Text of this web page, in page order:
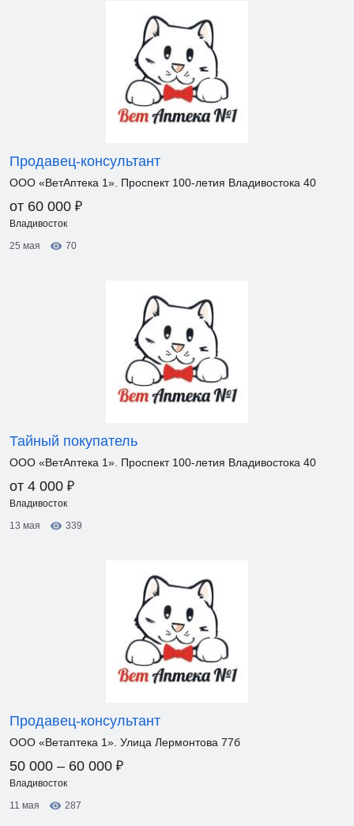
Продавец-консультант
ООО «ВетАптека 1». Проспект 100-летия Владивостока 40
от 60 000 ₽
Владивосток
25 мая
70
Тайный покупатель
ООО «ВетАптека 1». Проспект 100-летия Владивостока 40
от 4 000 ₽
Владивосток
13 мая
339
Продавец-консультант
ООО «Ветаптека 1». Улица Лермонтова 77б
50 000 – 60 000 ₽
Владивосток
11 мая
287